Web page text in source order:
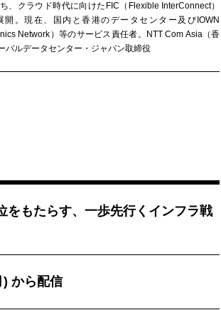
、クラウド時代に向けたFIC（Flexible InterConnect）
開。現在、国内と香港のデータセンター及びIOWN
Network）等のサービス責任者。NTT Com Asia（香
バルデータセンター・ジャパン取締役
をもたらす、一歩先行くインフラ戦
から配信